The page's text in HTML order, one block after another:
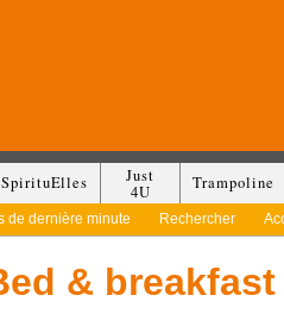
SpirituElles
Just
4U
Trampoline
de dernière minute Rechercher
& breakfast